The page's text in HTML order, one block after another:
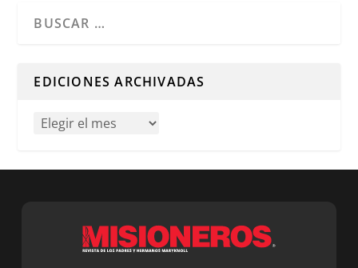
EDICIONES ARCHIVADAS